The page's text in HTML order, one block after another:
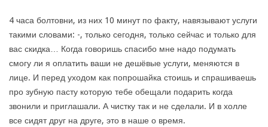
4 часа болтовни, из них 10 минут по факту, навязывают услуги
такими словами: -, только сегодня, только сейчас и только для
вас скидка… Когда говоришь спасибо мне надо подумать
смогу ли я оплатить ваши не дешёвые услуги, меняются в
лице. И перед уходом как попрошайка стоишь и спрашиваешь
про зубную пасту которую тебе обещали подарить когда
звонили и приглашали. А чистку так и не сделали. И в холле
все сидят друг на друге, это в наше о время.